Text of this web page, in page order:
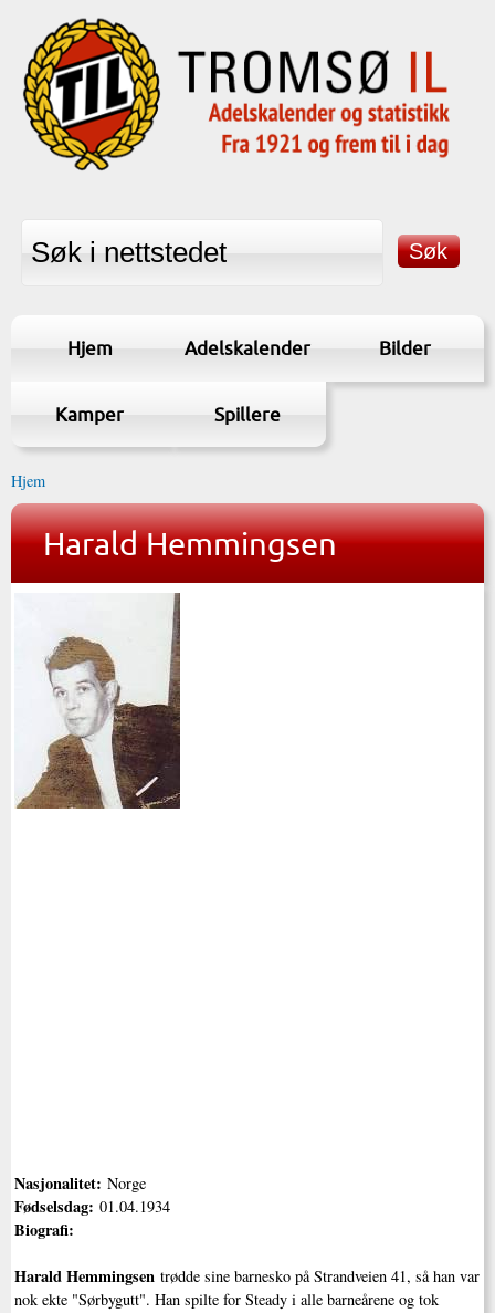
Hjem Adelskalender Bilder
Kamper Spillere
Hjem
Harald Hemmingsen
Nasjonalitet: Norge
Fødselsdag: 01.04.1934
Biografi:
Harald Hemmingsen trødde sine barnesko på Strandveien 41, så han var
nok ekte "Sørbygutt". Han spilte for Steady i alle barneårene og tok